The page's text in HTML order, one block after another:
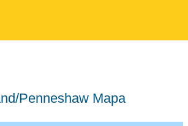
Penneshaw Mapa